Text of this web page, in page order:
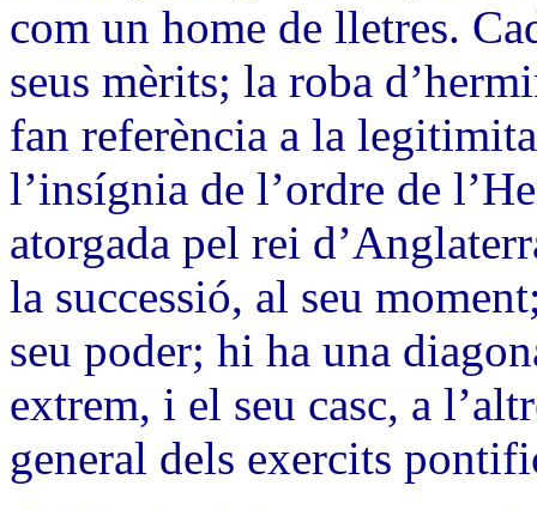
com un home de lletres.
seus mèrits; la roba
fan referència a la
l’insígnia de l’ordre de
atorgada pel rei
la successió, al seu
seu poder; hi ha una
extrem, i el seu casc, a
general dels exercits